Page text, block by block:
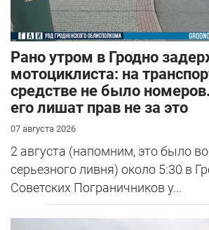
Рано утром в Гродно
мотоциклиста: на
средстве не было
его лишат прав не за это
07 августа 2026
2 августа (напомним, это было
серьезного ливня) около 5:30 в
Советских Пограничников у...